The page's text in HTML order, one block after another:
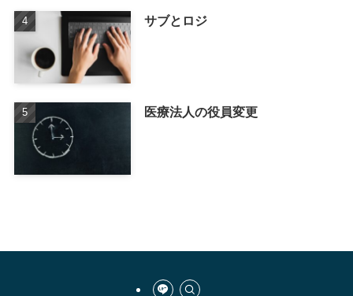
サブとロジ
医療法人の役員変更